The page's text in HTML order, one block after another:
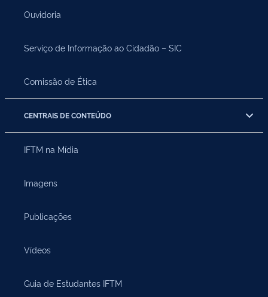
Ouvidoria
Serviço de Informação ao Cidadão – SIC
Comissão de Ética
CENTRAIS DE CONTEÚDO
IFTM na Mídia
Imagens
Publicações
Vídeos
Guia de Estudantes IFTM